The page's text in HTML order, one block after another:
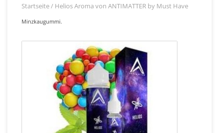
Startseite/ Helios Aroma von ANTIMATTER by Must Have
Minzkaugummi.